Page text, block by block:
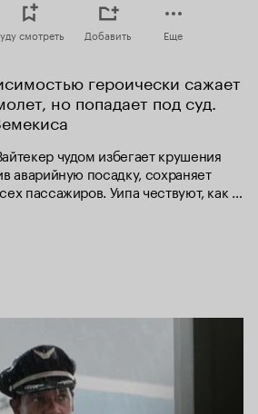
смотреть Добавить Еще
героически сажает
но попадает под суд.
чудом избегает крушения
аварийную посадку, сохраняет
пассажиров. Уипа чествуют, как
подробностей о
вопросов возникает:  что же на